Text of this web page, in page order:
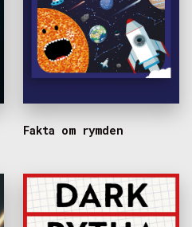
Fakta om rymden